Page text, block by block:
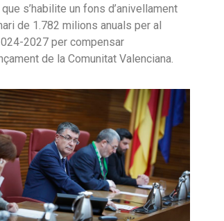
s’habilite un fons d’anivellament
de 1.782 milions anuals per al
2027 per compensar
de la Comunitat Valenciana.